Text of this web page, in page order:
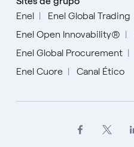
Enel
Enel Global Trading
Enel Open Innovability®
Enel Global Procurement
Enel Cuore
Canal Ético